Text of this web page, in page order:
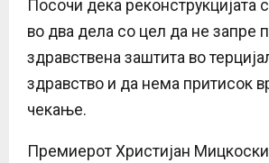
Посочи дека реконструкцијата
во два дела со цел да не запре
здравствена заштита во
здравство и да нема притисок
чекање.
Премиерот Христијан